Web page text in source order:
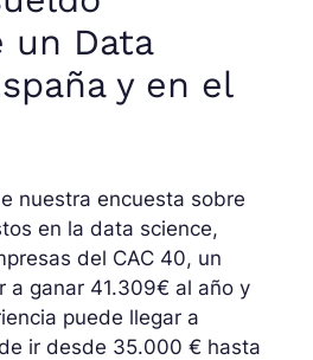
un Data
y en el
nuestra encuesta sobre
en la data science,
del CAC 40, un
a ganar 41.309€ al año y
puede llegar a
ir desde 35.000 € hasta